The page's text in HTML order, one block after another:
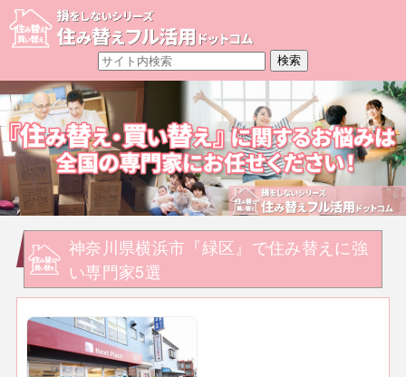
神奈川県横浜市『緑区』で住み替えに強
い専門家5選